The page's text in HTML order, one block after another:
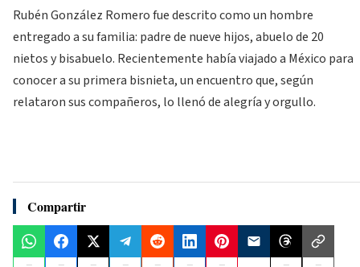
Rubén González Romero fue descrito como un hombre
entregado a su familia: padre de nueve hijos, abuelo de 20
nietos y bisabuelo. Recientemente había viajado a México para
conocer a su primera bisnieta, un encuentro que, según
relataron sus compañeros, lo llenó de alegría y orgullo.
Compartir